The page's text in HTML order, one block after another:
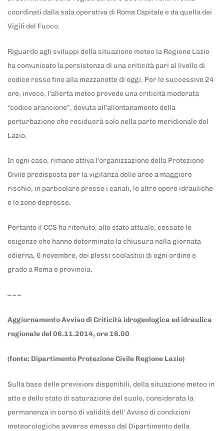
coordinati dalla sala operativa di Roma Capitale e da quella dei
Vigili del Fuoco.
Riguardo agli sviluppi della situazione meteo la Regione Lazio
ha comunicato la persistenza di una criticità pari al livello di
codice rosso fino alla mezzanotte di oggi. Per le successive 24
ore, invece, l’allerta meteo prevede una criticità moderata
“codice arancione”, dovuta all’allontanamento della
perturbazione che residuerà solo nella parte meridionale del
Lazio.
In ogni caso, rimane attiva l’organizzazione della Protezione
Civile predisposta per la vigilanza delle aree a maggiore
rischio, in particolare presso i canali, le altre opere idrauliche
e le zone depresse.
Pertanto il CCS ha ritenuto, allo stato attuale, cessate le
esigenze che hanno determinato la chiusura nella giornata
odierna, 6 novembre, dei plessi scolastici di ogni ordine e
grado a Roma e provincia.
– – –
Aggiornamento Avviso di Criticità idrogeologica ed idraulica
regionale del 06.11.2014, ore 16.00
(fonte: Dipartimento Protezione Civile Regione Lazio)
Sulla base delle previsioni disponibili, della situazione meteo in
atto e dello stato di saturazione del suolo, considerata la
permanenza in corso di validità dell’ Avviso di condizioni
meteorologiche avverse emesso dal Dipartimento della